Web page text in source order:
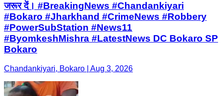
जरूर दें। #BreakingNews #Chandankiyari
#Bokaro #Jharkhand #CrimeNews #Robbery
#PowerSubStation #News11
#ByomkeshMishra #LatestNews DC Bokaro SP
Bokaro
Chandankiyari, Bokaro | Aug 3, 2026